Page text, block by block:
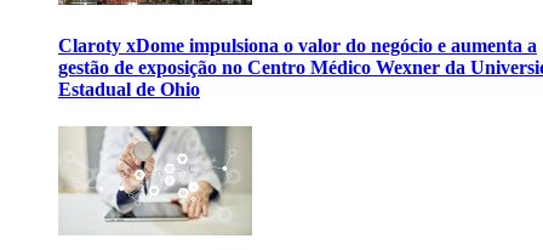
Claroty xDome impulsiona o valor do negócio e aumenta a
gestão de exposição no Centro Médico Wexner da
Estadual de Ohio